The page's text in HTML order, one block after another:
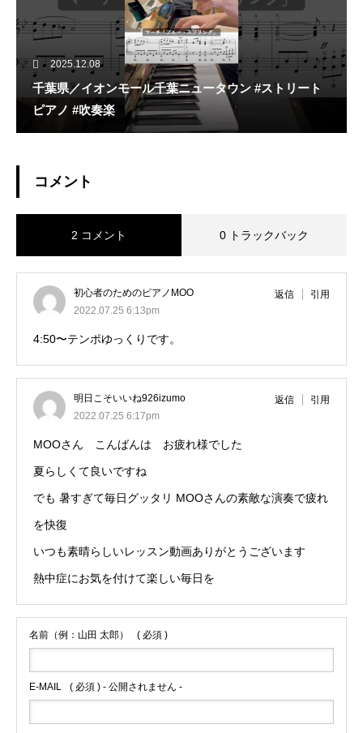
2025.12.08
千葉県／イオンモール千葉ニュータウン #ストリート
ピアノ #吹奏楽
コメント
2 コメント 0 トラックバック
初心者のためのピアノMOO
2022.07.25 6:13pm
返信 引用
4:50〜テンポゆっくりです。
明日こそいいね926izumo
2022.07.25 6:17pm
返信 引用
MOOさん こんばんは お疲れ様でした
夏らしくて良いですね
でも 暑すぎて毎日グッタリ MOOさんの素敵な演奏で疲れ
を快復
いつも素晴らしいレッスン動画ありがとうございます
熱中症にお気を付けて楽しい毎日を
名前（例：山田 太郎） ( 必須 )
E-MAIL ( 必須 ) - 公開されません -